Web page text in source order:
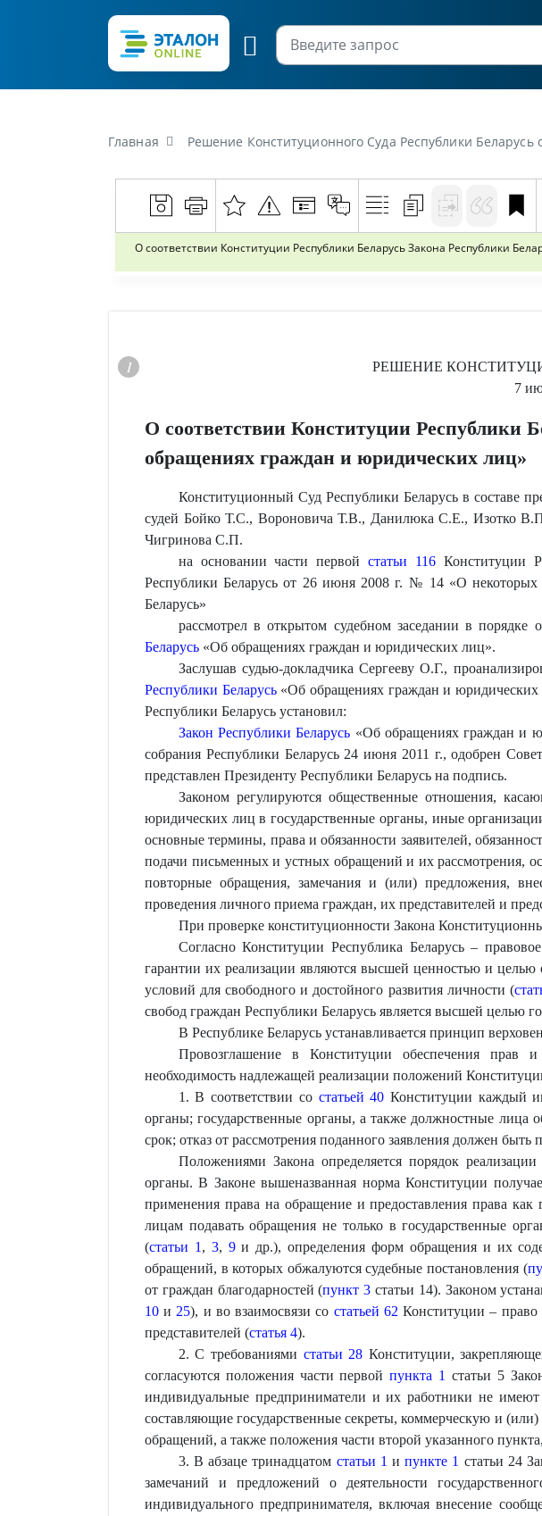
Главная Решение Конституционного Суда Республики Беларусь от 7 июля 2011 г. №Р-618/
О соответствии Конституции Республики Беларусь Закона Республики
РЕШЕНИЕ
7
О соответствии Конституции Республики
обращениях граждан и юридических лиц»
Конституционный Суд Республики Беларусь в составе
судей Бойко Т.С., Вороновича Т.В., Данилюка С.Е., Изотко
Чигринова С.П.
на основании части первойстатьи 116Конституции
Республики Беларусь от 26 июня 2008 г. № 14 «О некоторых
Беларусь»
рассмотрел в открытом судебном заседании в порядке
Беларусь «Об обращениях граждан и юридических лиц».
Заслушав судью-докладчика Сергееву О.Г.,
Республики Беларусь«Об обращениях граждан и юридических
Республики Беларусь установил:
Закон Республики Беларусь «Об обращениях граждан и
собрания Республики Беларусь 24 июня 2011 г., одобрен
представлен Президенту Республики Беларусь на подпись.
Законом регулируются общественные отношения,
юридических лиц в государственные органы, иные
основные термины, права и обязанности заявителей,
подачи письменных и устных обращений и их рассмотрения,
повторные обращения, замечания и (или) предложения,
проведения личного приема граждан, их представителей и
При проверке конституционности Закона
Согласно Конституции Республика Беларусь – правовое
гарантии их реализации являются высшей ценностью и целью
условий для свободного и достойного развития личности (
свобод граждан Республики Беларусь является высшей целью
В Республике Беларусь устанавливается принцип
Провозглашение в Конституции обеспечения прав
необходимость надлежащей реализации положений
1. В соответствии со статьей 40 Конституции каждый
органы; государственные органы, а также должностные лица
срок; отказ от рассмотрения поданного заявления должен
Положениями Закона определяется порядок
органы. В Законе вышеназванная норма Конституции
применения права на обращение и предоставления права
лицам подавать обращения не только в государственные
(статьи 1 , 3, 9и др.), определения форм обращения и их
обращений, в которых обжалуются судебные постановления (
от граждан благодарностей (пункт 3 статьи 14). Законом
10 и 25), и во взаимосвязи со статьей 62 Конституции – право
представителей (статья 4).
2. С требованиями статьи 28 Конституции,
согласуются положения части первойпункта 1 статьи 5
индивидуальные предприниматели и их работники не имеют
составляющие государственные секреты, коммерческую и
обращений, а также положения части второй указанного
3. В абзаце тринадцатом статьи 1 ипункте 1 статьи 24
замечаний и предложений о деятельности
индивидуального предпринимателя, включая внесение